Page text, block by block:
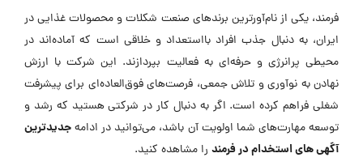
فرمند، یکی از نام‌آورترین برندهای صنعت شکلات و محصولات غذایی در
ایران، به دنبال جذب افراد بااستعداد و خلاقی است که آماده‌اند در
محیطی پرانرژی و حرفه‌ای به فعالیت بپردازند. این شرکت با ارزش
نهادن به نوآوری و تلاش جمعی، فرصت‌های فوق‌العاده‌ای برای پیشرفت
شغلی فراهم کرده است. اگر به دنبال کار در شرکتی هستید که رشد و
توسعه مهارت‌های شما اولویت آن باشد، می‌توانید در ادامهجدیدترین
آگهی های استخدام در فرمند را مشاهده کنید.